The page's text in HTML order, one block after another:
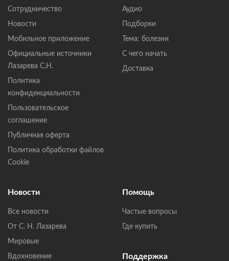
Сотрудничество
Новости
Мобильное приложение
Официальные источники
Лазарева С.Н.
Политика
конфиденциальности
Пользовательское
соглашение
Публичная оферта
Политика обработки файлов
Cookie
Аудио
Подборки
Тема: болезни
С чего начать
Доставка
Новости
Все новости
От С. Н. Лазарева
Мировые
Вдохновение
Помощь
Частые вопросы
Где купить
Поддержка